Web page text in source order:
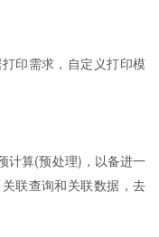
印需求，自定义打印模
计算(预处理)，以备进一
联查询和关联数据，去